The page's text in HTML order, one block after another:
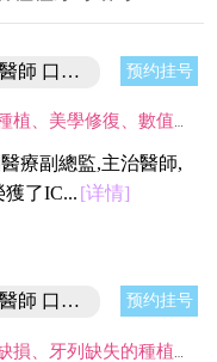
主治醫師 口腔醫學博士 预约挂号
植牙、植骨術、半口/全口無牙種植、牙槽與牙周微創外科。致力以大學嚴謹學術標準，結合日本細致服務理念。
療副總監,主治醫師,
獲了IC... [详情]
主治醫師 口腔醫院院長 预约挂号
美學區種植、即刻種植及即刻修復、骨增量技術、All-on-4技術和數字化種植，半口/全口缺牙植牙以及牙周病患者的種植治療等方面具有豐富的臨床經驗。